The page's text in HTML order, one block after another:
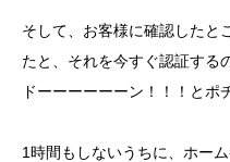
そして、お客様に確認したと
たと、それを今すぐ認証する
ドーーーーーーン！！！とポ
1時間もしないうちに、ホー